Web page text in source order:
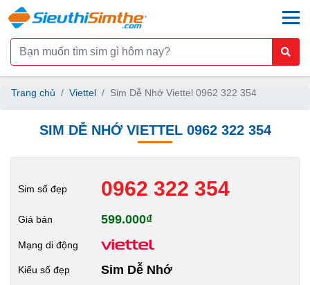
Trang chủ Viettel Sim Dễ Nhớ Viettel 0962 322 354
SIM DỄ NHỚ VIETTEL 0962 322 354
Sim số đẹp 0962 322 354
Giá bán 599.000₫
Mạng di động
Kiểu số đẹp Sim Dễ Nhớ